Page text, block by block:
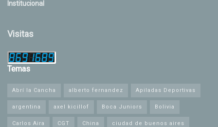
Institucional
Visitas
Temas
Abrí la Cancha alberto fernandez Apiladas Deportivas
argentina axel kicillof Boca Juniors Bolivia
Carlos Aira CGT China ciudad de buenos aires